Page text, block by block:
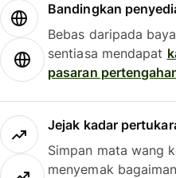
Bandingkan
Bebas daripada
sentiasa mendapat
pasaran
Jejak kadar
Simpan mata wang
menyemak